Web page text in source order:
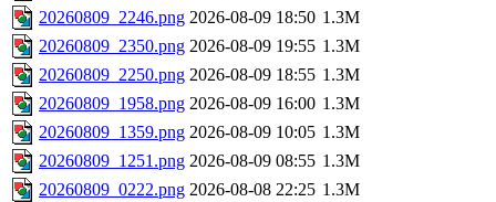
20260809_2246.png 2026-08-09 18:50 1.3M
20260809_2350.png 2026-08-09 19:55 1.3M
20260809_2250.png 2026-08-09 18:55 1.3M
20260809_1958.png 2026-08-09 16:00 1.3M
20260809_1359.png 2026-08-09 10:05 1.3M
20260809_1251.png 2026-08-09 08:55 1.3M
20260809_0222.png 2026-08-08 22:25 1.3M